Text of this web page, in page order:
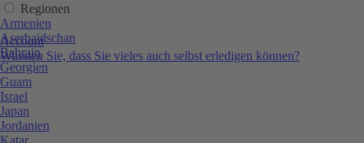
Account
Wussten Sie, dass Sie vieles auch selbst erledigen können?
Regionen
Armenien
Aserbaidschan
Bahrain
Georgien
Guam
Israel
Japan
Jordanien
Katar